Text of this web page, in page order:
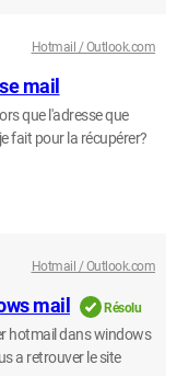
Hotmail / Outlook.com
mail
que l'adresse que
fait pour la récupérer?
Hotmail / Outlook.com
mail Résolu
hotmail dans windows
a retrouver le site